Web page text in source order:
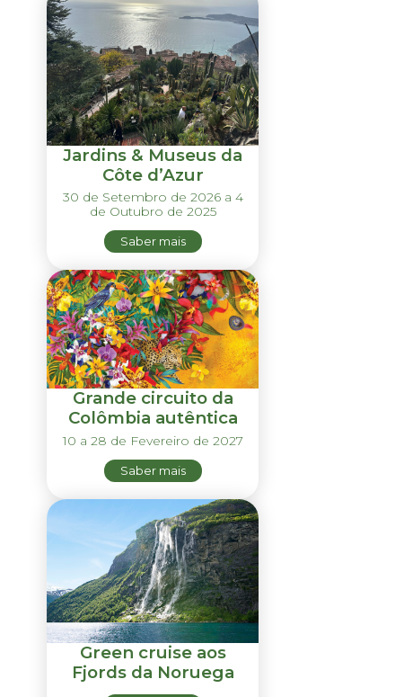
Jardins & Museus da
Côte d’Azur
30 de Setembro de 2026 a 4
de Outubro de 2025
Saber mais
Grande circuito da
Colômbia autêntica
10 a 28 de Fevereiro de 2027
Saber mais
Green cruise aos
Fjords da Noruega